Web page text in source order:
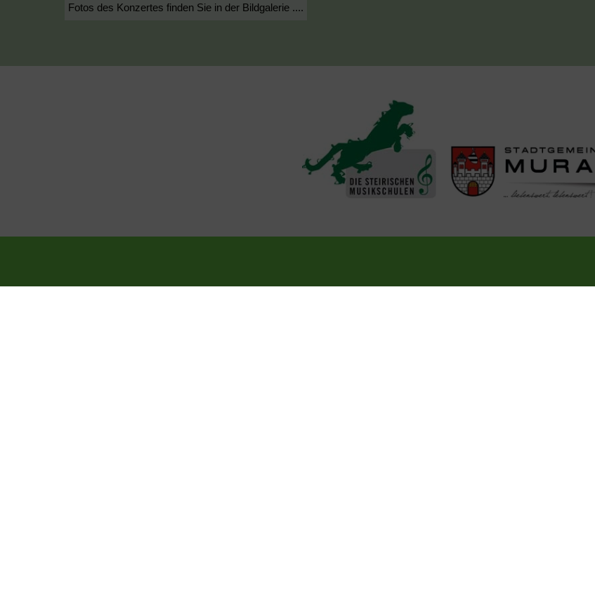
Fotos des Konzertes finden Sie in der Bildgalerie ....